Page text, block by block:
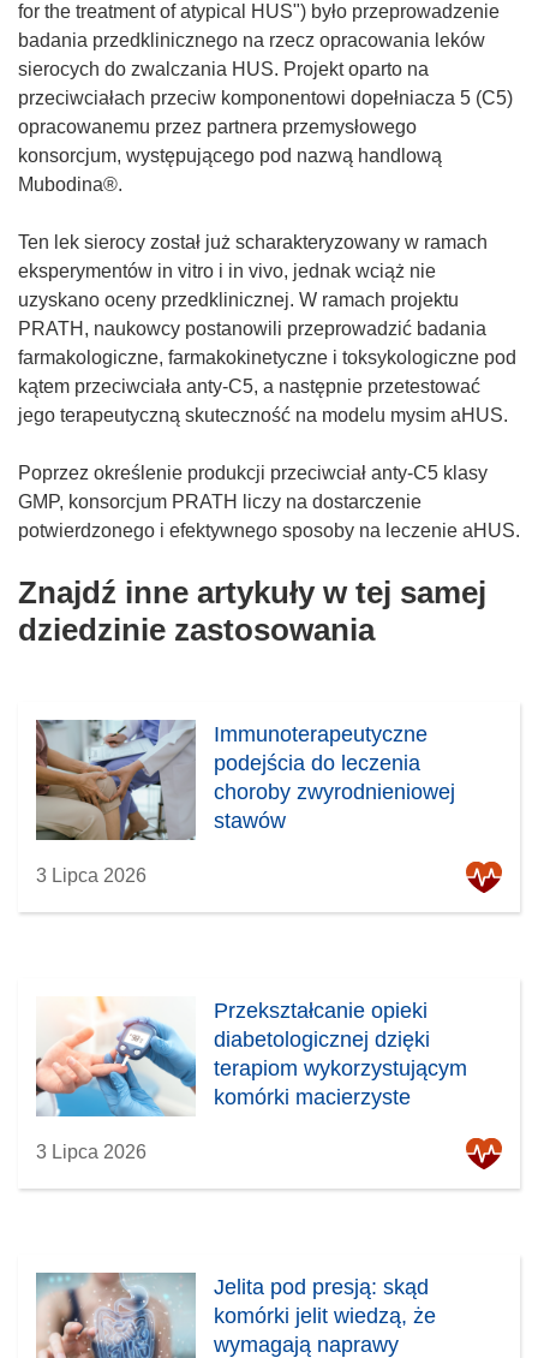
for the treatment of atypical HUS") było przeprowadzenie
badania przedklinicznego na rzecz opracowania leków
sierocych do zwalczania HUS. Projekt oparto na
przeciwciałach przeciw komponentowi dopełniacza 5 (C5)
opracowanemu przez partnera przemysłowego
konsorcjum, występującego pod nazwą handlową
Mubodina®.
Ten lek sierocy został już scharakteryzowany w ramach
eksperymentów in vitro i in vivo, jednak wciąż nie
uzyskano oceny przedklinicznej. W ramach projektu
PRATH, naukowcy postanowili przeprowadzić badania
farmakologiczne, farmakokinetyczne i toksykologiczne pod
kątem przeciwciała anty-C5, a następnie przetestować
jego terapeutyczną skuteczność na modelu mysim aHUS.
Poprzez określenie produkcji przeciwciał anty-C5 klasy
GMP, konsorcjum PRATH liczy na dostarczenie
potwierdzonego i efektywnego sposoby na leczenie aHUS.
Znajdź inne artykuły w tej samej
dziedzinie zastosowania
Immunoterapeutyczne
podejścia do leczenia
choroby zwyrodnieniowej
stawów
3 Lipca 2026
Przekształcanie opieki
diabetologicznej dzięki
terapiom wykorzystującym
komórki macierzyste
3 Lipca 2026
Jelita pod presją: skąd
komórki jelit wiedzą, że
wymagają naprawy